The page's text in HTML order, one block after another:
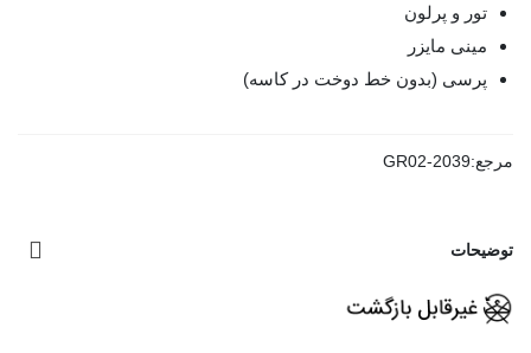
تور و پرلون
مینی مایزر
پرسی (بدون خط دوخت در کاسه)
مرجع:GR02-2039
توضیحات